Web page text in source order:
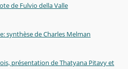
de Fulvio della Valle
synthèse de Charles Melman
présentation de Thatyana Pitavy et